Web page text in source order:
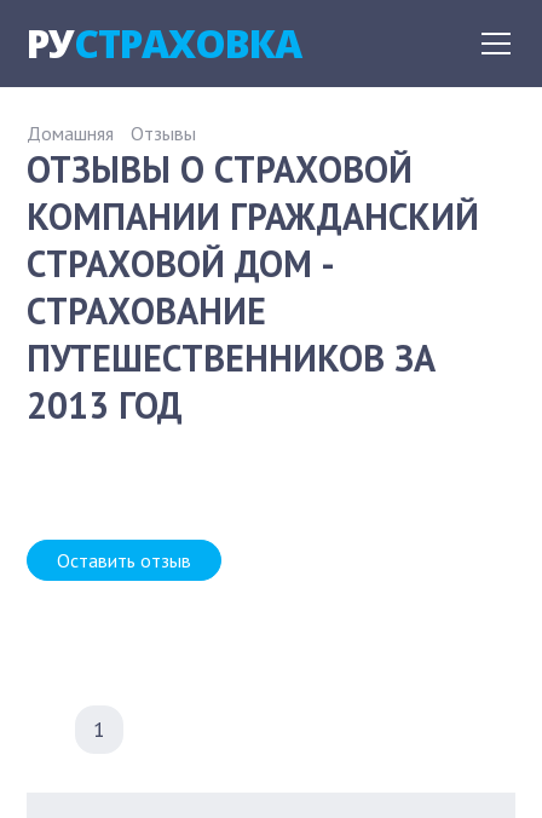
РУСТРАХОВКА
Домашняя Отзывы
ОТЗЫВЫ О СТРАХОВОЙ
КОМПАНИИ ГРАЖДАНСКИЙ
СТРАХОВОЙ ДОМ -
СТРАХОВАНИЕ
ПУТЕШЕСТВЕННИКОВ ЗА
2013 ГОД
Оставить отзыв
1